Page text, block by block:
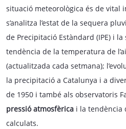
situació meteorològica és de vital
s’analitza l’estat de la sequera
de Precipitació Estàndard (IPE) i
tendència de la temperatura de
(actualitzada cada setmana);
la precipitació a Catalunya i a
de 1950 i també als observatoris
pressió atmosfèrica i la tendència
calculats.